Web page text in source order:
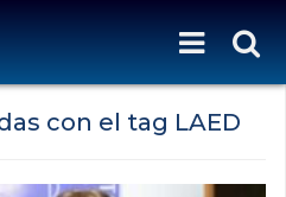
con el tag LAED